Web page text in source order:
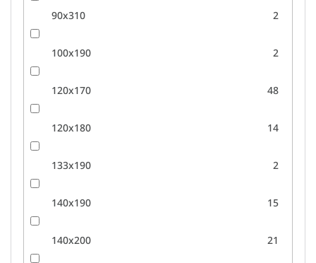
90x310 2
100x190 2
120x170 48
120x180 14
133x190 2
140x190 15
140x200 21